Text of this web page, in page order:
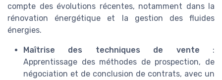
compte des évolutions récentes, notamment dans la
rénovation énergétique et la gestion des fluides
énergies.
Maîtrise des techniques de vente :
Apprentissage des méthodes de prospection, de
négociation et de conclusion de contrats, avec un